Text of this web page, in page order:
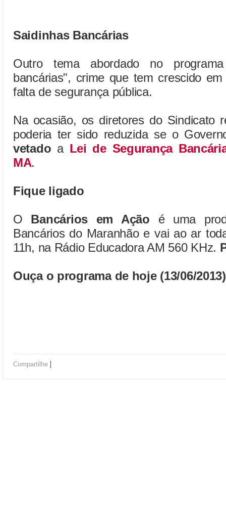
Saidinhas Bancárias
Outro tema abordado no
bancárias", crime que tem crescido
falta de segurança pública.
Na ocasião, os diretores do Sindicato
poderia ter sido reduzida se o
vetado a Lei de Segurança
MA.
Fique ligado
O Bancários em Ação é uma
Bancários do Maranhão e vai ao ar
11h, na Rádio Educadora AM 560 KHz.
Ouça o programa de hoje (13/06/
Compartilhe |